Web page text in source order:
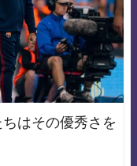
はその優秀さを